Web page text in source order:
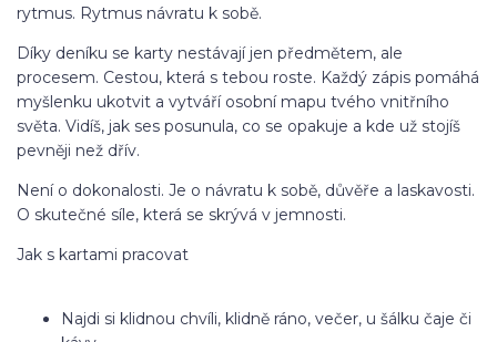
rytmus. Rytmus návratu k sobě.
Díky deníku se karty nestávají jen předmětem, ale
procesem. Cestou, která s tebou roste. Každý zápis pomáhá
myšlenku ukotvit a vytváří osobní mapu tvého vnitřního
světa. Vidíš, jak ses posunula, co se opakuje a kde už stojíš
pevněji než dřív.
Není o dokonalosti. Je o návratu k sobě, důvěře a laskavosti.
O skutečné síle, která se skrývá v jemnosti.
Jak s kartami pracovat
Najdi si klidnou chvíli, klidně ráno, večer, u šálku čaje či